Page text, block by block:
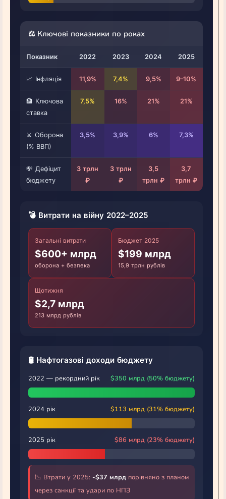
⚖️ Ключові показники по роках
Показник 2022 2023 2024 2025
📈 Інфляція 11,9% 7,4% 9,5% 9–10%
🏦 Ключова
ставка
7,5% 16% 21% 21%
⚔️ Оборона
(% ВВП)
3,5% 3,9% 6% 7,3%
💸 Дефіцит
бюджету
3 трлн
₽
3 трлн
₽
3,5
трлн ₽
3,7
трлн ₽
💣 Витрати на війну 2022–2025
Загальні витрати
$600+ млрд
оборона + безпека
Бюджет 2025
$199 млрд
15,9 трлн рублів
Щотижня
$2,7 млрд
213 млрд рублів
🛢️ Нафтогазові доходи бюджету
2022 — рекордний рік $350 млрд (50% бюджету)
2024 рік $113 млрд (31% бюджету)
2025 рік $86 млрд (23% бюджету)
📉 Втрати у 2025: -$37 млрд порівняно з планом
через санкції та удари по НПЗ